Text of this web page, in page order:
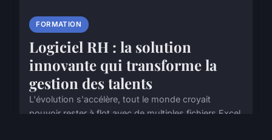
FORMATION
Logiciel RH : la solution
innovante qui transforme la
gestion des talents
L'évolution s'accélère, tout le monde croyait
pouvoir rester à flot avec de multiples fichiers Excel,